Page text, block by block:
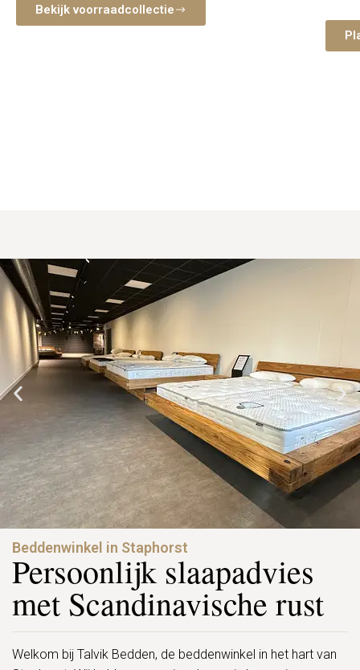
Bekijk voorraadcollectie
Beddenwinkel in Staphorst
Persoonlijk slaapadvies
met Scandinavische rust
Welkom bij Talvik Bedden, de beddenwinkel in het hart van